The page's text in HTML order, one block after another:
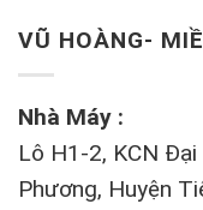
VŨ HOÀNG-
Nhà Máy :
Lô H1-2, KCN
Phương, Huyện